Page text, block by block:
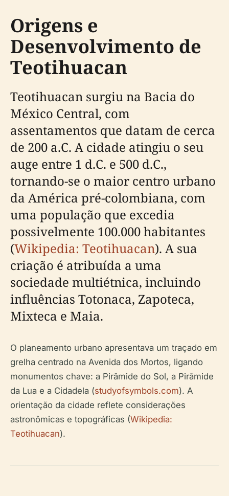
Origens e
Desenvolvimento de
Teotihuacan
Teotihuacan surgiu na Bacia do
México Central, com
assentamentos que datam de cerca
de 200 a.C. A cidade atingiu o seu
auge entre 1 d.C. e 500 d.C.,
tornando-se o maior centro urbano
da América pré-colombiana, com
uma população que excedia
possivelmente 100.000 habitantes
(Wikipedia: Teotihuacan). A sua
criação é atribuída a uma
sociedade multiétnica, incluindo
influências Totonaca, Zapoteca,
Mixteca e Maia.
O planeamento urbano apresentava um traçado em
grelha centrado na Avenida dos Mortos, ligando
monumentos chave: a Pirâmide do Sol, a Pirâmide
da Lua e a Cidadela (studyofsymbols.com). A
orientação da cidade reflete considerações
astronômicas e topográficas (Wikipedia:
Teotihuacan).